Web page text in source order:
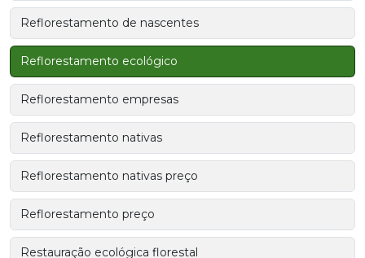
Reflorestamento de nascentes
Reflorestamento ecológico
Reflorestamento empresas
Reflorestamento nativas
Reflorestamento nativas preço
Reflorestamento preço
Restauração ecológica florestal